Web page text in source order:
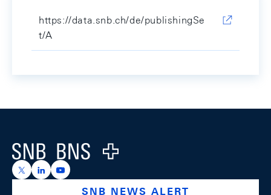
https://data.snb.ch/de/publishingSe
t/A
Logo
https://x.com/snb_bns
https://ch.linkedin.com/company/swiss-national-
https://www.youtube.com/@swissnationalbank
SNB NEWS ALERT